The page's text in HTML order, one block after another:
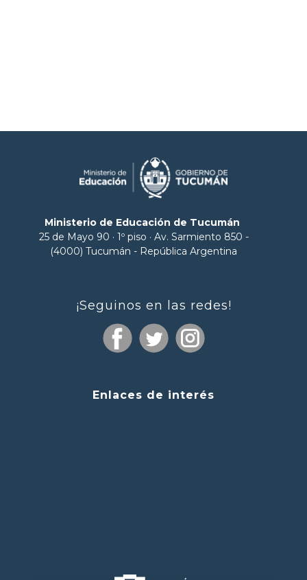
Ministerio de Educación de Tucumán
25 de Mayo 90 · 1º piso · Av. Sarmiento 850 -
(4000) Tucumán - República Argentina
¡Seguinos en las redes!
Enlaces de interés